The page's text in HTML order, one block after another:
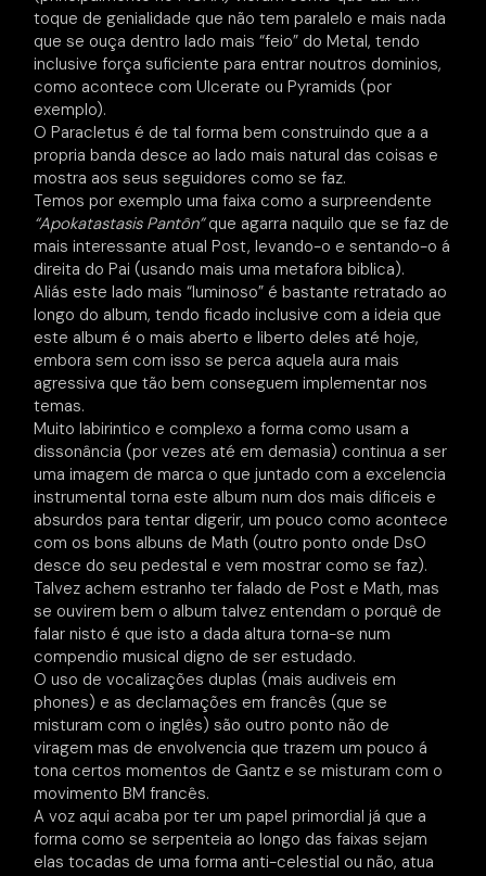
toque de genialidade que não tem paralelo e mais nada
que se ouça dentro lado mais “feio” do Metal, tendo
inclusive força suficiente para entrar noutros dominios,
como acontece com Ulcerate ou Pyramids (por
exemplo).
O Paracletus é de tal forma bem construindo que a a
propria banda desce ao lado mais natural das coisas e
mostra aos seus seguidores como se faz.
Temos por exemplo uma faixa como a surpreendente
“Apokatastasis Pantôn”que agarra naquilo que se faz de
mais interessante atual Post, levando-o e sentando-o á
direita do Pai (usando mais uma metafora biblica).
Aliás este lado mais “luminoso” é bastante retratado ao
longo do album, tendo ficado inclusive com a ideia que
este album é o mais aberto e liberto deles até hoje,
embora sem com isso se perca aquela aura mais
agressiva que tão bem conseguem implementar nos
temas.
Muito labirintico e complexo a forma como usam a
dissonância (por vezes até em demasia) continua a ser
uma imagem de marca o que juntado com a excelencia
instrumental torna este album num dos mais dificeis e
absurdos para tentar digerir, um pouco como acontece
com os bons albuns de Math (outro ponto onde DsO
desce do seu pedestal e vem mostrar como se faz).
Talvez achem estranho ter falado de Post e Math, mas
se ouvirem bem o album talvez entendam o porquê de
falar nisto é que isto a dada altura torna-se num
compendio musical digno de ser estudado.
O uso de vocalizações duplas (mais audiveis em
phones) e as declamações em francês (que se
misturam com o inglês) são outro ponto não de
viragem mas de envolvencia que trazem um pouco á
tona certos momentos de Gantz e se misturam com o
movimento BM francês.
A voz aqui acaba por ter um papel primordial já que a
forma como se serpenteia ao longo das faixas sejam
elas tocadas de uma forma anti-celestial ou não, atua